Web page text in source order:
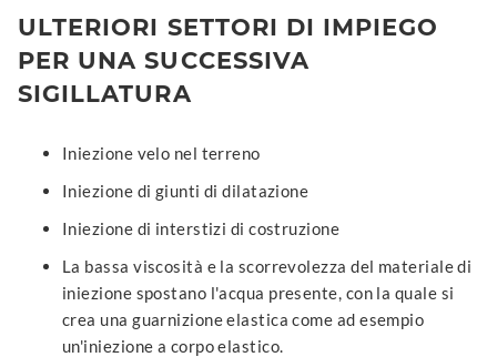
ULTERIORI SETTORI DI IMPIEGO
PER UNA SUCCESSIVA
SIGILLATURA
Iniezione velo nel terreno
Iniezione di giunti di dilatazione
Iniezione di interstizi di costruzione
La bassa viscosità e la scorrevolezza del materiale di
iniezione spostano l'acqua presente, con la quale si
crea una guarnizione elastica come ad esempio
un'iniezione a corpo elastico.